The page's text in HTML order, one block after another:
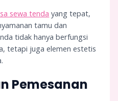
sewa tenda yang tepat,
tamu dan
tidak hanya berfungsi
tetapi juga elemen estetis
Pemesanan